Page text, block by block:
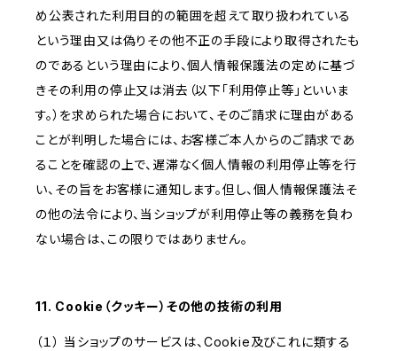
め公表された利用目的の範囲を超えて取り扱われている
という理由又は偽りその他不正の手段により取得されたも
のであるという理由により、個人情報保護法の定めに基づ
きその利用の停止又は消去（以下「利用停止等」といいま
す。）を求められた場合において、そのご請求に理由がある
ことが判明した場合には、お客様ご本人からのご請求であ
ることを確認の上で、遅滞なく個人情報の利用停止等を行
い、その旨をお客様に通知します。但し、個人情報保護法そ
の他の法令により、当ショップが利用停止等の義務を負わ
ない場合は、この限りではありません。
11. Cookie（クッキー）その他の技術の利用
（１） 当ショップのサービスは、Cookie及びこれに類する